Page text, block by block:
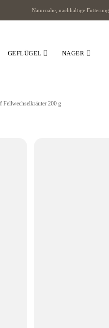
Naturnahe, nachhaltige Fütterung
GEFLÜGEL NAGER
Fellwechselkräuter 200 g